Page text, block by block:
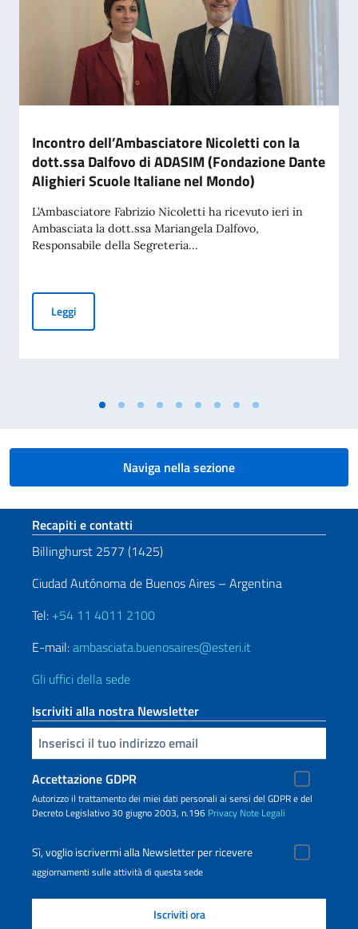
Incontro dell’Ambasciatore Nicoletti con la
dott.ssa Dalfovo di ADASIM (Fondazione Dante
Alighieri Scuole Italiane nel Mondo)
L’Ambasciatore Fabrizio Nicoletti ha ricevuto ieri in
Ambasciata la dott.ssa Mariangela Dalfovo,
Responsabile della Segreteria...
LeggiIncontro dell’Ambasciatore Nicoletti con la dott.ssa
Naviga nella sezione
Sezione footer
Recapiti e contatti
Billinghurst 2577 (1425)
Ciudad Autónoma de Buenos Aires – Argentina
Tel: +54 11 4011 2100
E-mail:ambasciata.buenosaires@esteri.it
Gli uffici della sede
Iscriviti alla nostra Newsletter
Inserisci la tua email
Accettazione GDPR
Autorizzo il trattamento dei miei dati personali ai sensi del GDPR e del
Decreto Legislativo 30 giugno 2003, n.196 Privacy Note Legali
Sì, voglio iscrivermi alla Newsletter per ricevere
aggiornamenti sulle attività di questa sede